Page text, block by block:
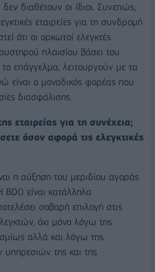
διαθέτουν οι ίδιοι. Συνεπώς,
εταιρείες για τη συνδρομή
ότι οι ορκωτοί ελεγκτές
πλαισίου βάσει του
επάγγελμα, λειτουργούν με τα
είναι ο μοναδικός φορέας που
διασφάλισης.
εταιρείας για τη συνέχεια;
όσον αφορά τις ελεγκτικές
η αύξηση του μεριδίου αγοράς
BDO είναι κατάλληλα
σοβαρή επιλογή στις
όχι μόνο λόγω της
αλλά και λόγω της
υπηρεσιών της και της